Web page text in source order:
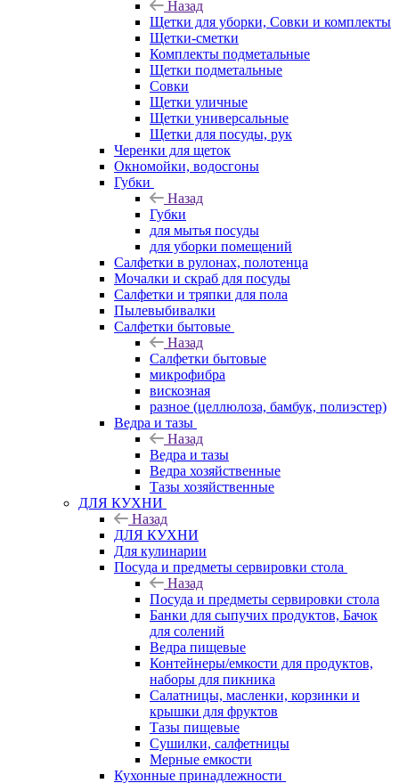
Назад
Щетки для уборки, Совки и комплекты
Щетки-сметки
Комплекты подметальные
Щетки подметальные
Совки
Щетки уличные
Щетки универсальные
Щетки для посуды, рук
Черенки для щеток
Окномойки, водосгоны
Губки
Назад
Губки
для мытья посуды
для уборки помещений
Салфетки в рулонах, полотенца
Мочалки и скраб для посуды
Салфетки и тряпки для пола
Пылевыбивалки
Салфетки бытовые
Назад
Салфетки бытовые
микрофибра
вискозная
разное (целлюлоза, бамбук, полиэстер)
Ведра и тазы
Назад
Ведра и тазы
Ведра хозяйственные
Тазы хозяйственные
ДЛЯ КУХНИ
Назад
ДЛЯ КУХНИ
Для кулинарии
Посуда и предметы сервировки стола
Назад
Посуда и предметы сервировки стола
Банки для сыпучих продуктов, Бачок
для солений
Ведра пищевые
Контейнеры/емкости для продуктов,
наборы для пикника
Салатницы, масленки, корзинки и
крышки для фруктов
Тазы пищевые
Сушилки, салфетницы
Мерные емкости
Кухонные принадлежности